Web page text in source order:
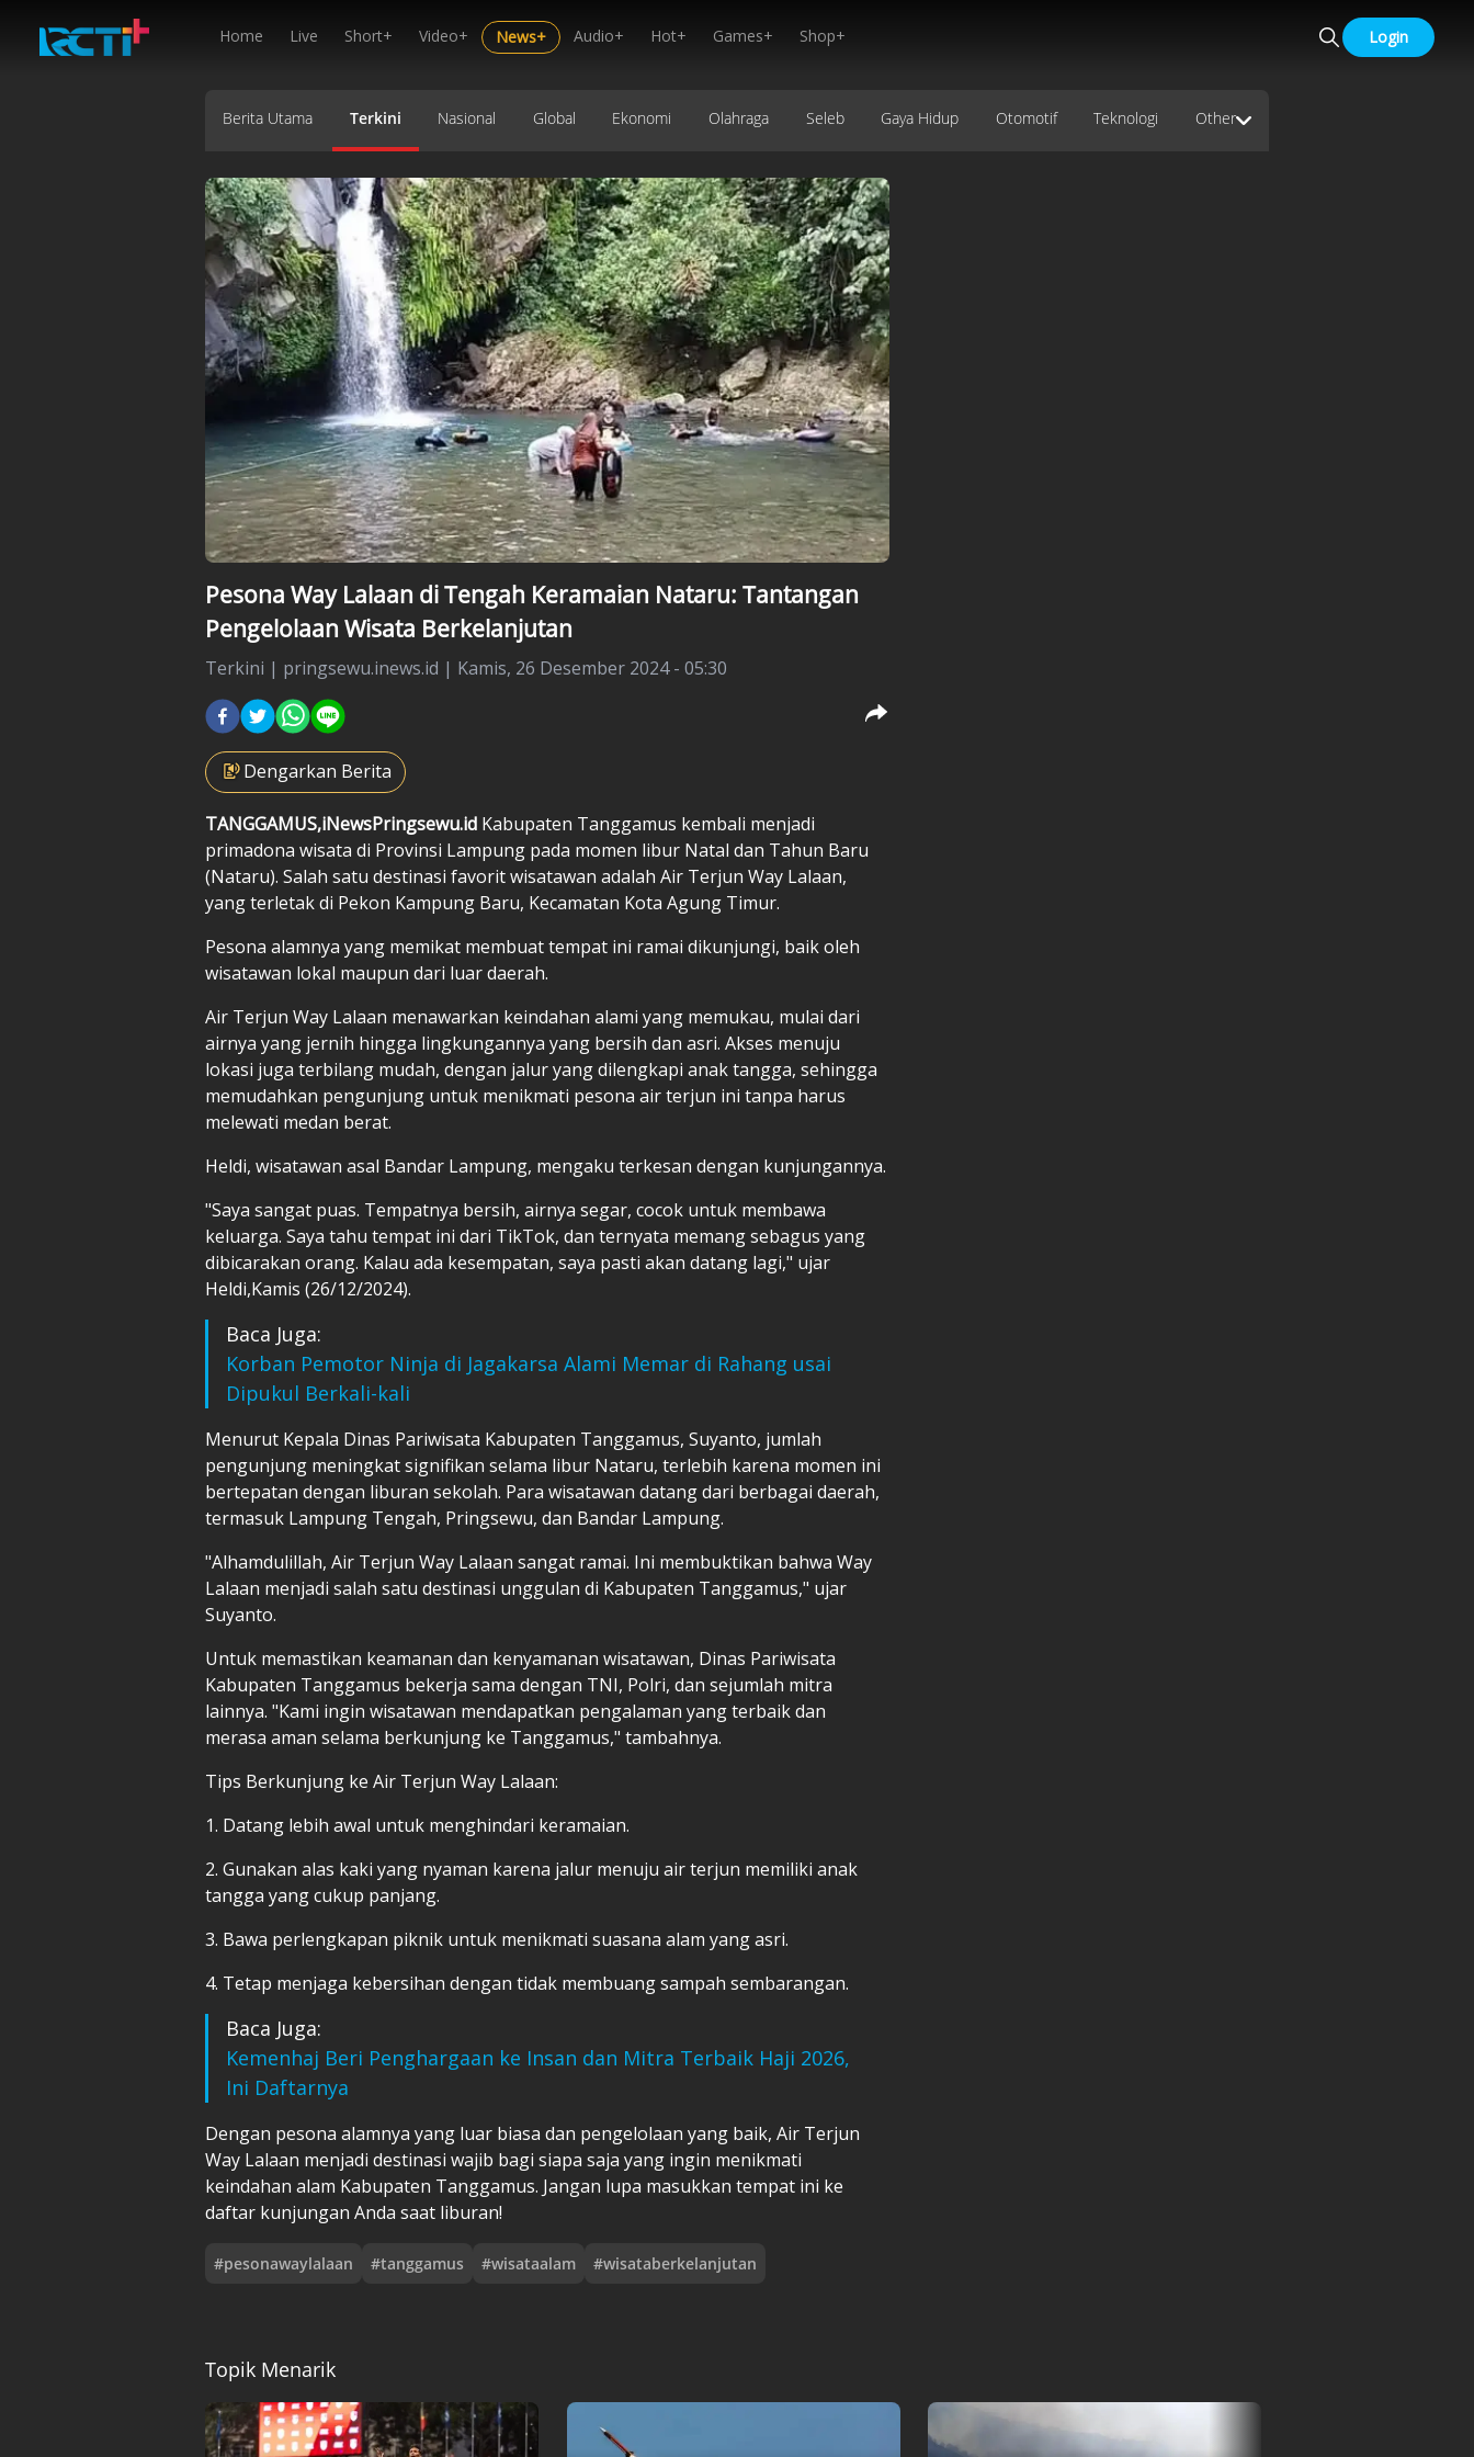
Home Live Short+ Video+ News+ Audio+ Hot+ Games+ Shop+ Login
Berita Utama Terkini Nasional Global Ekonomi Olahraga Seleb Gaya Hidup Otomotif Teknologi Other
Pesona Way Lalaan di Tengah Keramaian Nataru: Tantangan
Pengelolaan Wisata Berkelanjutan
Terkini | pringsewu.inews.id | Kamis, 26 Desember 2024 - 05:30
Dengarkan Berita
TANGGAMUS,iNewsPringsewu.id Kabupaten Tanggamus kembali menjadi
primadona wisata di Provinsi Lampung pada momen libur Natal dan Tahun Baru
(Nataru). Salah satu destinasi favorit wisatawan adalah Air Terjun Way Lalaan,
yang terletak di Pekon Kampung Baru, Kecamatan Kota Agung Timur.
Pesona alamnya yang memikat membuat tempat ini ramai dikunjungi, baik oleh
wisatawan lokal maupun dari luar daerah.
Air Terjun Way Lalaan menawarkan keindahan alami yang memukau, mulai dari
airnya yang jernih hingga lingkungannya yang bersih dan asri. Akses menuju
lokasi juga terbilang mudah, dengan jalur yang dilengkapi anak tangga, sehingga
memudahkan pengunjung untuk menikmati pesona air terjun ini tanpa harus
melewati medan berat.
Heldi, wisatawan asal Bandar Lampung, mengaku terkesan dengan kunjungannya.
"Saya sangat puas. Tempatnya bersih, airnya segar, cocok untuk membawa
keluarga. Saya tahu tempat ini dari TikTok, dan ternyata memang sebagus yang
dibicarakan orang. Kalau ada kesempatan, saya pasti akan datang lagi," ujar
Heldi,Kamis (26/12/2024).
Baca Juga:
Korban Pemotor Ninja di Jagakarsa Alami Memar di Rahang usai
Dipukul Berkali-kali
Menurut Kepala Dinas Pariwisata Kabupaten Tanggamus, Suyanto, jumlah
pengunjung meningkat signifikan selama libur Nataru, terlebih karena momen ini
bertepatan dengan liburan sekolah. Para wisatawan datang dari berbagai daerah,
termasuk Lampung Tengah, Pringsewu, dan Bandar Lampung.
"Alhamdulillah, Air Terjun Way Lalaan sangat ramai. Ini membuktikan bahwa Way
Lalaan menjadi salah satu destinasi unggulan di Kabupaten Tanggamus," ujar
Suyanto.
Untuk memastikan keamanan dan kenyamanan wisatawan, Dinas Pariwisata
Kabupaten Tanggamus bekerja sama dengan TNI, Polri, dan sejumlah mitra
lainnya. "Kami ingin wisatawan mendapatkan pengalaman yang terbaik dan
merasa aman selama berkunjung ke Tanggamus," tambahnya.
Tips Berkunjung ke Air Terjun Way Lalaan:
1. Datang lebih awal untuk menghindari keramaian.
2. Gunakan alas kaki yang nyaman karena jalur menuju air terjun memiliki anak
tangga yang cukup panjang.
3. Bawa perlengkapan piknik untuk menikmati suasana alam yang asri.
4. Tetap menjaga kebersihan dengan tidak membuang sampah sembarangan.
Baca Juga:
Kemenhaj Beri Penghargaan ke Insan dan Mitra Terbaik Haji 2026,
Ini Daftarnya
Dengan pesona alamnya yang luar biasa dan pengelolaan yang baik, Air Terjun
Way Lalaan menjadi destinasi wajib bagi siapa saja yang ingin menikmati
keindahan alam Kabupaten Tanggamus. Jangan lupa masukkan tempat ini ke
daftar kunjungan Anda saat liburan!
#pesonawaylalaan #tanggamus #wisataalam #wisataberkelanjutan
Topik Menarik